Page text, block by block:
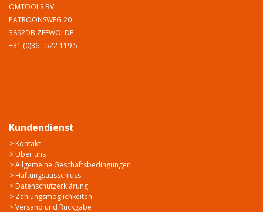
OMTOOLS BV
PATROONSWEG 20
3892DB ZEEWOLDE
+31 (0)36 - 522 119 5
Kundendienst
> Kontakt
> Über uns
> Allgemeine Geschäftsbedingungen
> Haftungsausschluss
> Datenschutzerklärung
> Zahlungsmöglichkeiten
> Versand und Rückgabe